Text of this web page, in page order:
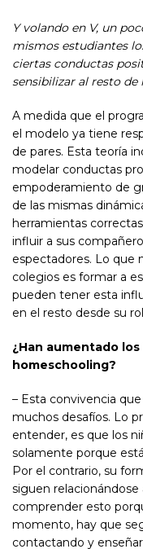
Y volando en V, un
mismos estudiantes
ciertas conductas
sensibilizar al resto de
A medida que el
el modelo ya tiene
de pares. Esta teoría
modelar conductas
empoderamiento de
de las mismas
herramientas
influir a sus
espectadores. Lo que
colegios es formar a
pueden tener esta
en el resto desde su
¿Han aumentado
homeschooling?
– Esta convivencia
muchos desafíos. Lo
entender, es que los
solamente porque
Por el contrario, su
siguen
comprender esto
momento, hay que
contactando y